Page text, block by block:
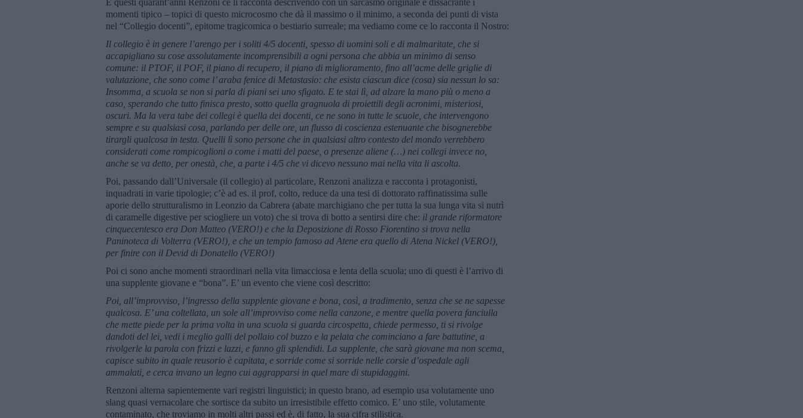
momenti tipico – topici di questo microcosmo che dà il massimo o il minimo, a seconda dei punti di vista
nel “Collegio docenti”, epitome tragicomica o bestiario surreale; ma vediamo come ce lo racconta il Nostro:
Il collegio è in genere l’arengo per i soliti 4/5 docenti, spesso di uomini soli e di malmaritate, che si
accapigliano su cose assolutamente incomprensibili a ogni persona che abbia un minimo di senso
comune: il PTOF, il POF, il piano di recupero, il piano di miglioramento, fino all’acme delle griglie di
valutazione, che sono come l’ araba fenice di Metastasio: che esista ciascun dice (cosa) sia nessun lo sa:
Insomma, a scuola se non si parla di piani sei uno sfigato. E te stai lì, ad alzare la mano più o meno a
caso, sperando che tutto finisca presto, sotto quella gragnuola di proiettili degli acronimi, misteriosi,
oscuri. Ma la vera tabe dei collegi è quella dei docenti, ce ne sono in tutte le scuole, che intervengono
sempre e su qualsiasi cosa, parlando per delle ore, un flusso di coscienza estenuante che bisognerebbe
tirargli qualcosa in testa. Quelli lì sono persone che in qualsiasi altro contesto del mondo verrebbero
considerati come rompicoglioni o come i matti del paese, o presenze aliene (…) nei collegi invece no,
anche se va detto, per onestà, che, a parte i 4/5 che vi dicevo nessuno mai nella vita li ascolta.
Poi, passando dall’Universale (il collegio) al particolare, Renzoni analizza e racconta i protagonisti,
inquadrati in varie tipologie; c’è ad es. il prof, colto, reduce da una tesi di dottorato raffinatissima sulle
aporie dello strutturalismo in Leonzio da Cabrera (abate marchigiano che per tutta la sua lunga vita si nutrì
di caramelle digestive per sciogliere un voto) che si trova di botto a sentirsi dire che: il grande riformatore
cinquecentesco era Don Matteo (VERO!) e che la Deposizione di Rosso Fiorentino si trova nella
Paninoteca di Volterra (VERO!), e che un tempio famoso ad Atene era quello di Atena Nickel (VERO!),
per finire con il Devid di Donatello (VERO!)
Poi ci sono anche momenti straordinari nella vita limacciosa e lenta della scuola; uno di questi è l’arrivo di
una supplente giovane e “bona”. E’ un evento che viene così descritto:
Poi, all’improvviso, l’ingresso della supplente giovane e bona, così, a tradimento, senza che se ne sapesse
qualcosa. E’ una coltellata, un sole all’improvviso come nella canzone, e mentre quella povera fanciulla
che mette piede per la prima volta in una scuola si guarda circospetta, chiede permesso, ti si rivolge
dandoti del lei, vedi i meglio galli del pollaio col buzzo e la pelata che cominciano a fare battutine, a
rivolgerle la parola con frizzi e lazzi, e fanno gli splendidi. La supplente, che sarà giovane ma non scema,
capisce subito in quale reusorio è capitata, e sorride come si sorride nelle corsie d’ospedale agli
ammalati, e cerca invano un legno cui aggrapparsi in quel mare di stupidaggini.
Renzoni alterna sapientemente vari registri linguistici; in questo brano, ad esempio usa volutamente uno
slang quasi vernacolare che sortisce da subito un irresistibile effetto comico. E’ uno stile, volutamente
contaminato, che troviamo in molti altri passi ed è, di fatto, la sua cifra stilistica.